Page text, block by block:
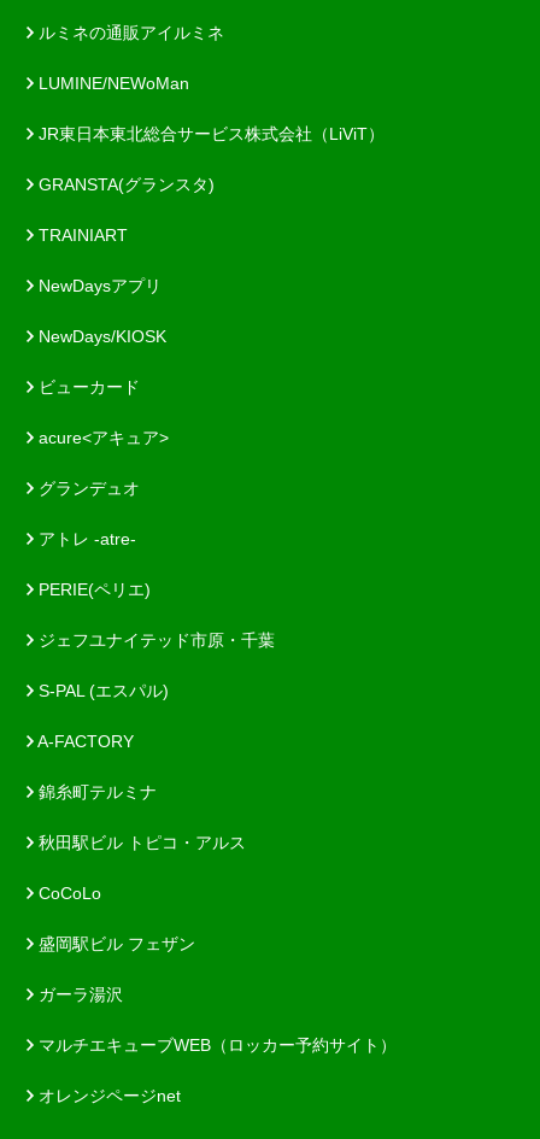
ルミネの通販アイルミネ
LUMINE/NEWoMan
JR東日本東北総合サービス株式会社（LiViT）
GRANSTA(グランスタ)
TRAINIART
NewDaysアプリ
NewDays/KIOSK
ビューカード
acure<アキュア>
グランデュオ
アトレ -atre-
PERIE(ペリエ)
ジェフユナイテッド市原・千葉
S-PAL (エスパル)
A-FACTORY
錦糸町テルミナ
秋田駅ビル トピコ・アルス
CoCoLo
盛岡駅ビル フェザン
ガーラ湯沢
マルチエキューブWEB（ロッカー予約サイト）
オレンジページnet